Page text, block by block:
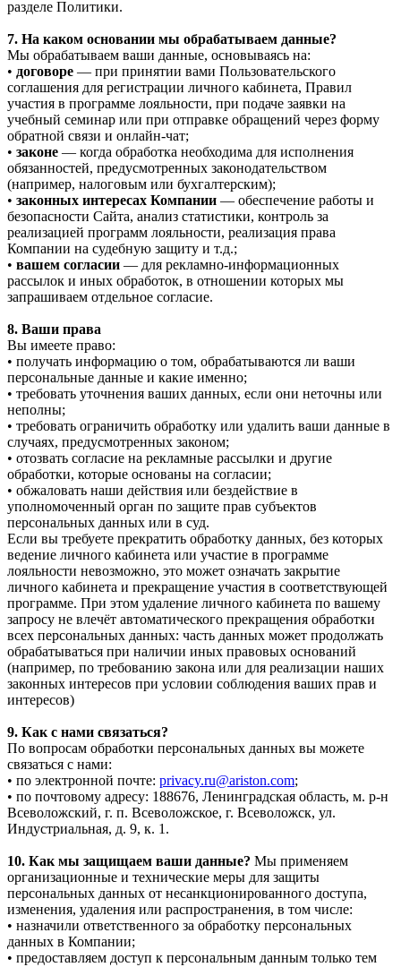
разделе Политики.
7. На каком основании мы обрабатываем данные?
Мы обрабатываем ваши данные, основываясь на:
• договоре — при принятии вами Пользовательского
соглашения для регистрации личного кабинета, Правил
участия в программе лояльности, при подаче заявки на
учебный семинар или при отправке обращений через форму
обратной связи и онлайн-чат;
• законе — когда обработка необходима для исполнения
обязанностей, предусмотренных законодательством
(например, налоговым или бухгалтерским);
• законных интересах Компании — обеспечение работы и
безопасности Сайта, анализ статистики, контроль за
реализацией программ лояльности, реализация права
Компании на судебную защиту и т.д.;
• вашем согласии — для рекламно-информационных
рассылок и иных обработок, в отношении которых мы
запрашиваем отдельное согласие.
8. Ваши права
Вы имеете право:
• получать информацию о том, обрабатываются ли ваши
персональные данные и какие именно;
• требовать уточнения ваших данных, если они неточны или
неполны;
• требовать ограничить обработку или удалить ваши данные в
случаях, предусмотренных законом;
• отозвать согласие на рекламные рассылки и другие
обработки, которые основаны на согласии;
• обжаловать наши действия или бездействие в
уполномоченный орган по защите прав субъектов
персональных данных или в суд.
Если вы требуете прекратить обработку данных, без которых
ведение личного кабинета или участие в программе
лояльности невозможно, это может означать закрытие
личного кабинета и прекращение участия в соответствующей
программе. При этом удаление личного кабинета по вашему
запросу не влечёт автоматического прекращения обработки
всех персональных данных: часть данных может продолжать
обрабатываться при наличии иных правовых оснований
(например, по требованию закона или для реализации наших
законных интересов при условии соблюдения ваших прав и
интересов)
9. Как с нами связаться?
По вопросам обработки персональных данных вы можете
связаться с нами:
• по электронной почте: privacy.ru@ariston.com;
• по почтовому адресу: 188676, Ленинградская область, м. р-н
Всеволожский, г. п. Всеволожское, г. Всеволожск, ул.
Индустриальная, д. 9, к. 1.
10. Как мы защищаем ваши данные? Мы применяем
организационные и технические меры для защиты
персональных данных от несанкционированного доступа,
изменения, удаления или распространения, в том числе:
• назначили ответственного за обработку персональных
данных в Компании;
• предоставляем доступ к персональным данным только тем